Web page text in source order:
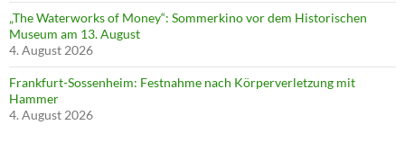
„The Waterworks of Money“: Sommerkino vor dem Historischen
Museum am 13. August
4. August 2026
Frankfurt-Sossenheim: Festnahme nach Körperverletzung mit
Hammer
4. August 2026